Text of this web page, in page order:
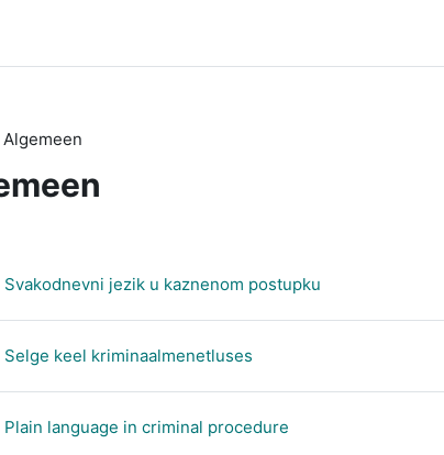
Algemeen
| Svakodnevni jezik u kaznenom postupkuSCORM-pakket
| Selge keel kriminaalmenetlusesSCORM-pakket
| Plain language in criminal procedureSCORM-pakket